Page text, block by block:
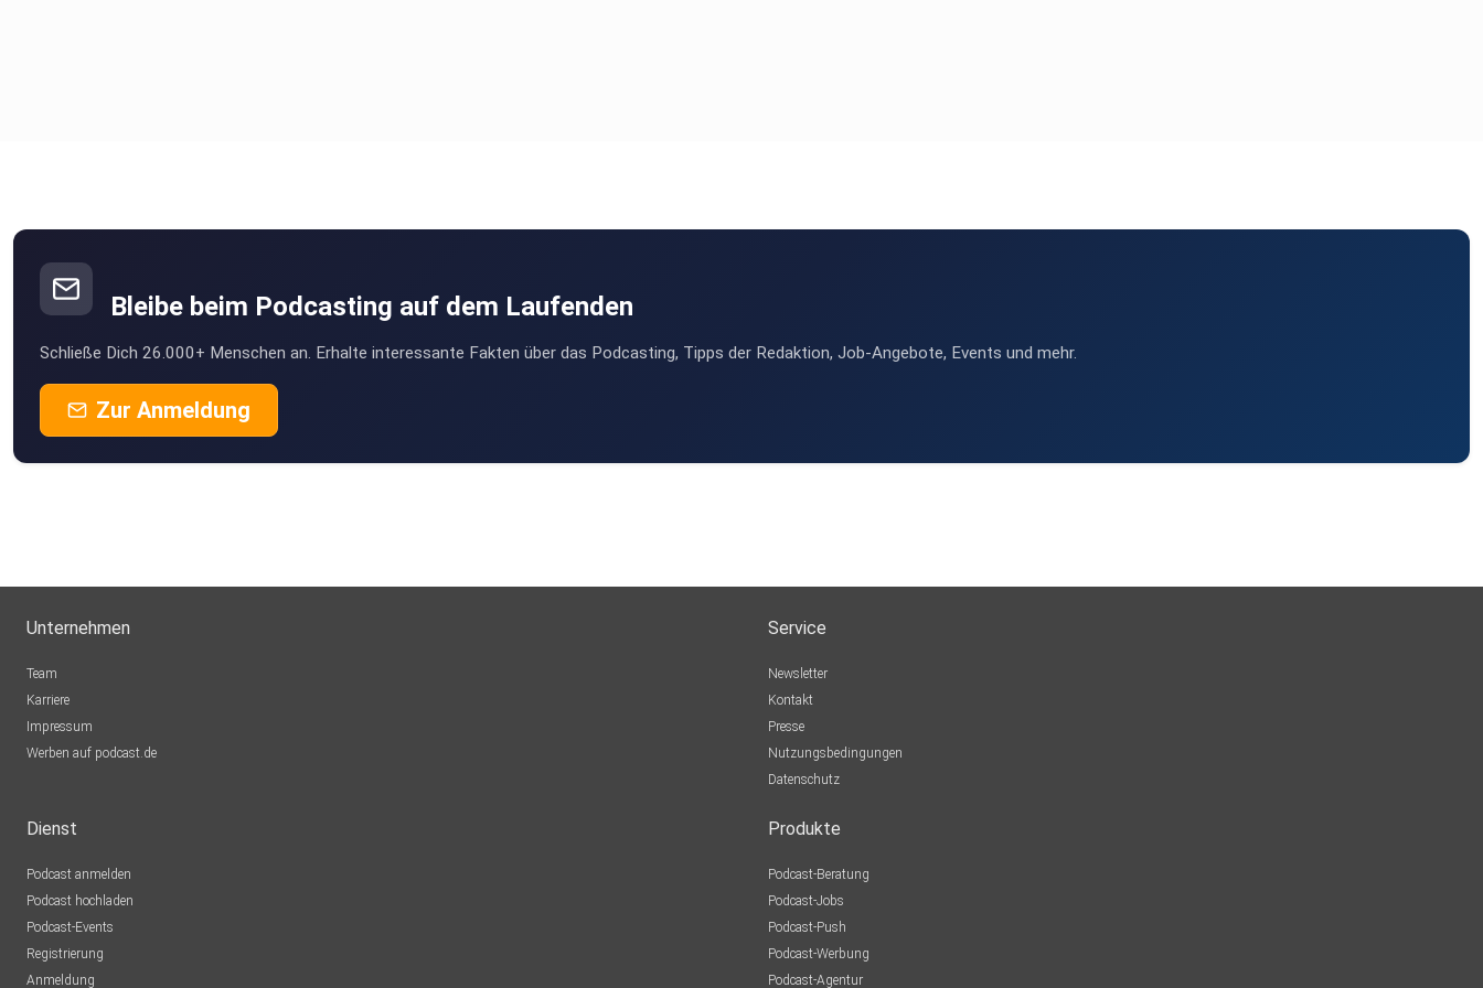
Bleibe beim Podcasting auf dem Laufenden
Schließe Dich 26.000+ Menschen an. Erhalte interessante Fakten über das Podcasting, Tipps der Redaktion, Job-Angebote, Events und mehr.
Zur Anmeldung
Unternehmen
Team
Karriere
Impressum
Werben auf podcast.de
Service
Newsletter
Kontakt
Presse
Nutzungsbedingungen
Datenschutz
Dienst
Podcast anmelden
Podcast hochladen
Podcast-Events
Registrierung
Anmeldung
Produkte
Podcast-Beratung
Podcast-Jobs
Podcast-Push
Podcast-Werbung
Podcast-Agentur